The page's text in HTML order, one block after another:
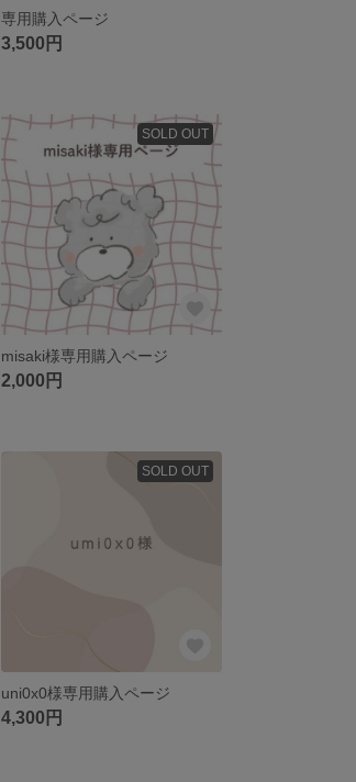
専用購入ページ
3,500円
SOLD OUT
misaki様専用購入ページ
2,000円
SOLD OUT
uni0x0様専用購入ページ
4,300円